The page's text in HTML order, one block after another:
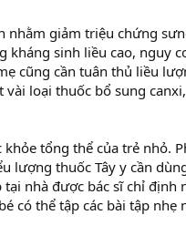
nhằm giảm triệu chứng
sinh liều cao, nguy
cũng cần tuân thủ liều
loại thuốc bổ sung
tổng thể của trẻ nhỏ.
lượng thuốc Tây y cần
nhà được bác sĩ chỉ định
có thể tập các bài tập nhẹ